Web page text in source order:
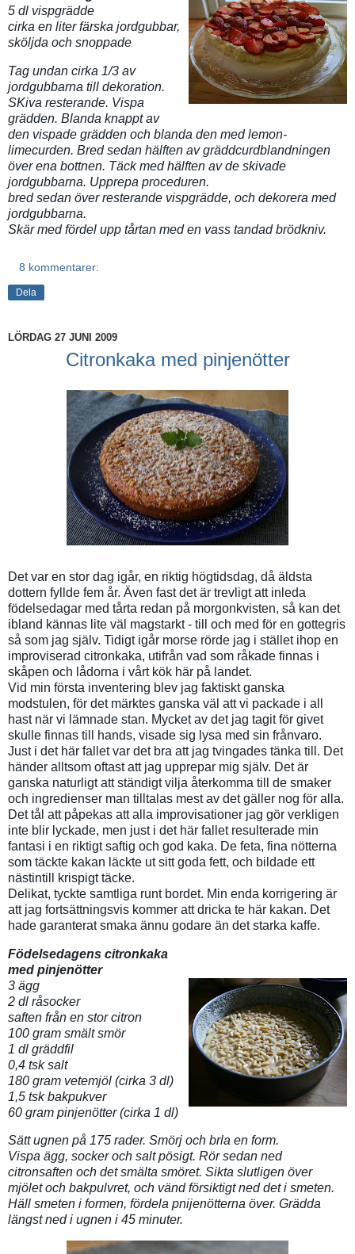
5 dl vispgrädde
cirka en liter färska jordgubbar,
sköljda och snoppade
Tag undan cirka 1/3 av
jordgubbarna till dekoration.
SKiva resterande. Vispa
grädden. Blanda knappt av
den vispade grädden och blanda den med lemon-
limecurden. Bred sedan hälften av gräddcurdblandningen
över ena bottnen. Täck med hälften av de skivade
jordgubbarna. Upprepa proceduren.
bred sedan över resterande vispgrädde, och dekorera med
jordgubbarna.
Skär med fördel upp tårtan med en vass tandad brödkniv.
8 kommentarer:
Dela
LÖRDAG 27 JUNI 2009
Citronkaka med pinjenötter
Det var en stor dag igår, en riktig högtidsdag, då äldsta
dottern fyllde fem år. Även fast det är trevligt att inleda
födelsedagar med tårta redan på morgonkvisten, så kan det
ibland kännas lite väl magstarkt - till och med för en gottegris
så som jag själv. Tidigt igår morse rörde jag i stället ihop en
improviserad citronkaka, utifrån vad som råkade finnas i
skåpen och lådorna i vårt kök här på landet.
Vid min första inventering blev jag faktiskt ganska
modstulen, för det märktes ganska väl att vi packade i all
hast när vi lämnade stan. Mycket av det jag tagit för givet
skulle finnas till hands, visade sig lysa med sin frånvaro.
Just i det här fallet var det bra att jag tvingades tänka till. Det
händer alltsom oftast att jag upprepar mig själv. Det är
ganska naturligt att ständigt vilja återkomma till de smaker
och ingredienser man tilltalas mest av det gäller nog för alla.
Det tål att påpekas att alla improvisationer jag gör verkligen
inte blir lyckade, men just i det här fallet resulterade min
fantasi i en riktigt saftig och god kaka. De feta, fina nötterna
som täckte kakan läckte ut sitt goda fett, och bildade ett
nästintill krispigt täcke.
Delikat, tyckte samtliga runt bordet. Min enda korrigering är
att jag fortsättningsvis kommer att dricka te här kakan. Det
hade garanterat smaka ännu godare än det starka kaffe.
Födelsedagens citronkaka
med pinjenötter
3 ägg
2 dl råsocker
saften från en stor citron
100 gram smält smör
1 dl gräddfil
0,4 tsk salt
180 gram vetemjöl (cirka 3 dl)
1,5 tsk bakpukver
60 gram pinjenötter (cirka 1 dl)
Sätt ugnen på 175 rader. Smörj och brla en form.
Vispa ägg, socker och salt pösigt. Rör sedan ned
citronsaften och det smälta smöret. Sikta slutligen över
mjölet och bakpulvret, och vänd försiktigt ned det i smeten.
Häll smeten i formen, fördela pnijenötterna över. Grädda
längst ned i ugnen i 45 minuter.